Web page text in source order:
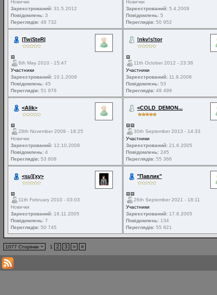
Новички
Зареєстрований: 31.5.2012
Повідомлень: 3
Переглядів: 48 732
Новички
Зареєстрований: 5.4.2009
Повідомлень: 5
Переглядів: 50 952
|TwiSteR|
6th May 2010 - 15:47
Участники
Зареєстрований: 10.1.2009
Повідомлень: 45
Переглядів: 51 976
!nkv!s!tor
11th October 2012 - 23:36
Участники
Зареєстрований: 11.9.2008
Повідомлень: 53
Переглядів: 49 499
<Alik>
28th November 2009 - 18:25
Новички
Зареєстрований: 12.10.2009
Повідомлень: 4
Переглядів: 53 608
<COLD_DEMON...
30th September 2013 - 14:33
Участники
Зареєстрований: 21.6.2005
Повідомлень: 245
Переглядів: 55 366
<su][xy>
11th February 2010 - 03:03
Новички
Зареєстрований: 16.11.2005
Повідомлень: 7
Переглядів: 50 745
"Павлик"
26th September 2021 - 18:11
Участники
Зареєстрований: 17.6.2005
Повідомлень: 134
Переглядів: 55 821
1077 Сторінки 1 2 3 > »